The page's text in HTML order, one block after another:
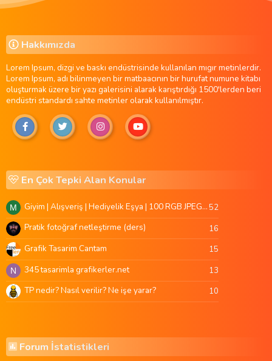
Hakkımızda
Lorem Ipsum, dizgi ve baskı endüstrisinde kullanılan mıgır metinlerdir.
Lorem Ipsum, adı bilinmeyen bir matbaacının bir hurufat numune kitabı
oluşturmak üzere bir yazı galerisini alarak karıştırdığı 1500'lerden beri
endüstri standardı sahte metinler olarak kullanılmıştır.
En Çok Tepki Alan Konular
M Giyim | Alışveriş | Hediyelik Eşya | 100 RGB JPEG Images | 5920x4420 Pixels | 501 MB52
Pratik fotoğraf netleştirme (ders) 16
Grafik Tasarim Cantam 15
N 345 tasarimla grafikerler.net 13
TP nedir? Nasıl verilir? Ne işe yarar? 10
Forum İstatistikleri